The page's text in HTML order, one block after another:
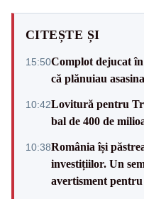
CITEȘTE ȘI
15:50Complot dejucat
că plănuiau
10:42Lovitură pentru
bal de 400 de
10:38România își
investițiilor. Un
avertisment